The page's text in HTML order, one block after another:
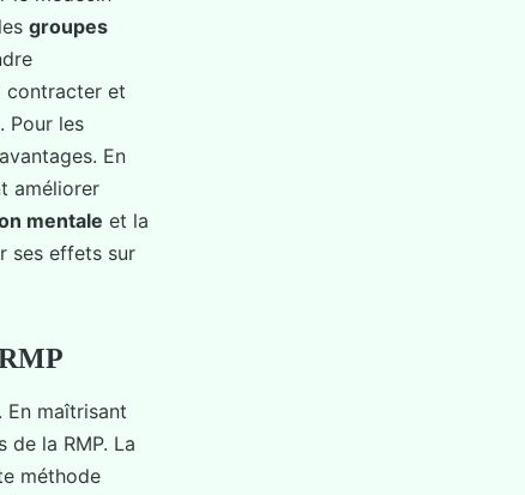
groupes
contracter et
Pour les
En
améliorer
mentale et la
ses effets sur
. En maîtrisant
la RMP. La
méthode